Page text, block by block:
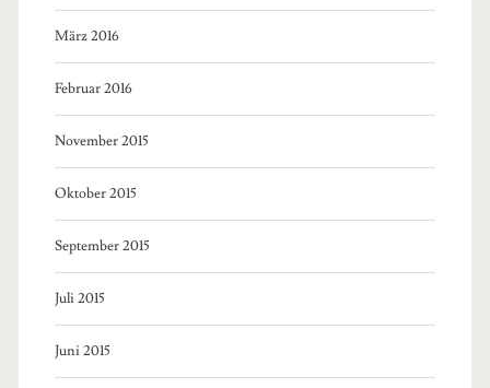
März 2016
Februar 2016
November 2015
Oktober 2015
September 2015
Juli 2015
Juni 2015